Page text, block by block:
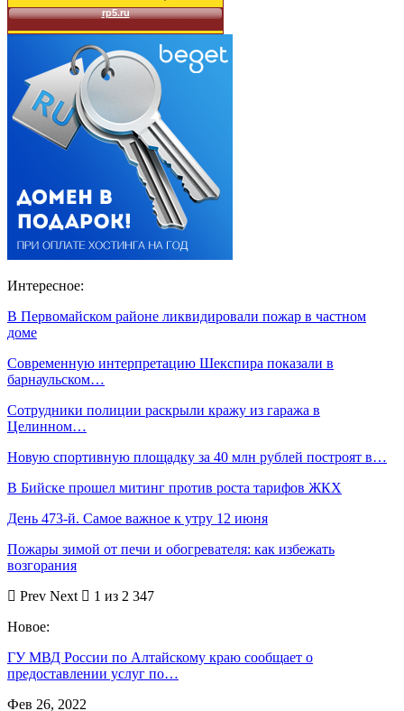
Интересное:
В Первомайском районе ликвидировали пожар в частном
доме
Современную интерпретацию Шекспира показали в
барнаульском…
Сотрудники полиции раскрыли кражу из гаража в
Целинном…
Новую спортивную площадку за 40 млн рублей построят в…
В Бийске прошел митинг против роста тарифов ЖКХ
День 473-й. Самое важное к утру 12 июня
Пожары зимой от печи и обогревателя: как избежать
возгорания
Prev Next
1 из 2 347
Новое:
ГУ МВД России по Алтайскому краю сообщает о
предоставлении услуг по…
Фев 26, 2022